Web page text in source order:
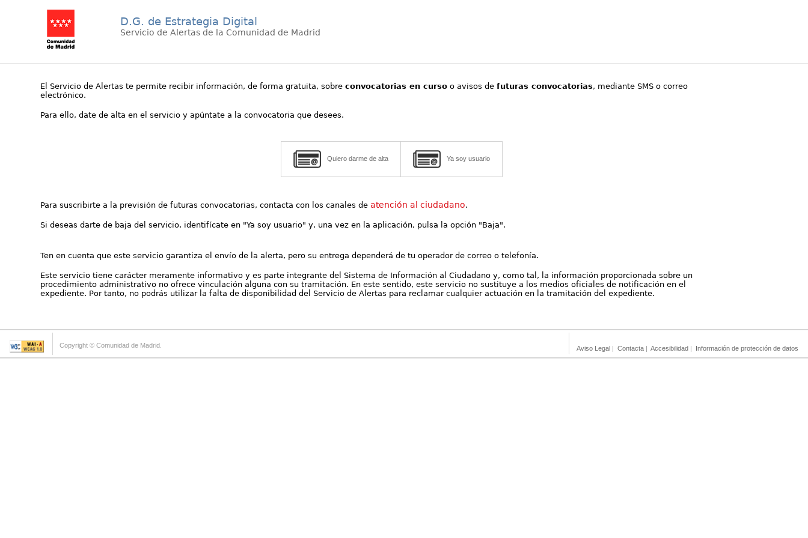
D.G. de Estrategia Digital
Servicio de Alertas de la Comunidad de Madrid
El Servicio de Alertas te permite recibir información, de forma gratuita, sobreconvocatorias en curso o avisos defuturas convocatorias, mediante SMS o correo
electrónico.
Para ello, date de alta en el servicio y apúntate a la convocatoria que desees.
Quiero darme de alta Ya soy usuario
Para suscribirte a la previsión de futuras convocatorias, contacta con los canales deatención al ciudadano.
Si deseas darte de baja del servicio, identifícate en "Ya soy usuario" y, una vez en la aplicación, pulsa la opción "Baja".
Ten en cuenta que este servicio garantiza el envío de la alerta, pero su entrega dependerá de tu operador de correo o telefonía.
Este servicio tiene carácter meramente informativo y es parte integrante del Sistema de Información al Ciudadano y, como tal, la información proporcionada sobre un
procedimiento administrativo no ofrece vinculación alguna con su tramitación. En este sentido, este servicio no sustituye a los medios oficiales de notificación en el
expediente. Por tanto, no podrás utilizar la falta de disponibilidad del Servicio de Alertas para reclamar cualquier actuación en la tramitación del expediente.
Copyright © Comunidad de Madrid. Aviso Legal | Contacta | Accesibilidad | Información de protección de datos